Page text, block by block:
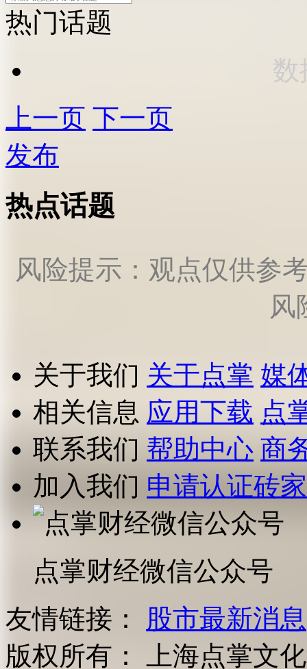
热门话题
数
上一页 下一页
发布
热点话题
风险提示：观点仅供参
风
关于我们 关于点掌 媒
相关信息 应用下载 点
联系我们 帮助中心 商
加入我们 申请认证砖家
点掌财经微信公众号
友情链接：
股市最新消息
版权所有：
上海点掌文